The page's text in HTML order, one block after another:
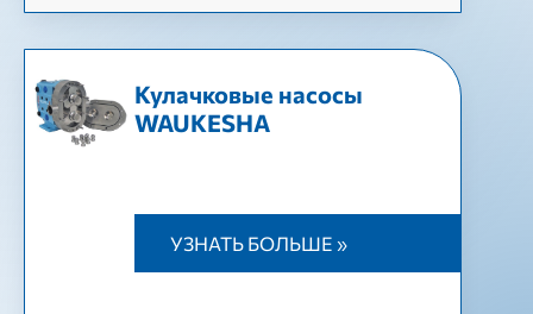
Кулачковые насосы
WAUKESHA
УЗНАТЬ БОЛЬШЕ »